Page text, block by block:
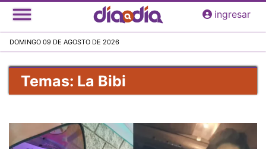
Pasar
al
principal
ingresar
DOMINGO 09 DE AGOSTO DE 2026
Temas: La Bibi